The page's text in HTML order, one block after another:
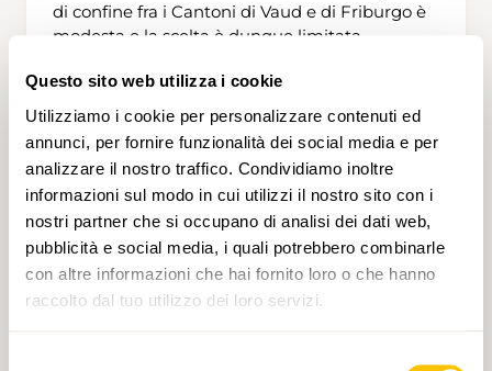
Questo sito web utilizza i cookie
Utilizziamo i cookie per personalizzare contenuti ed
annunci, per fornire funzionalità dei social media e per
analizzare il nostro traffico. Condividiamo inoltre
informazioni sul modo in cui utilizzi il nostro sito con i
nostri partner che si occupano di analisi dei dati web,
pubblicità e social media, i quali potrebbero combinarle
con altre informazioni che hai fornito loro o che hanno
raccolto dal tuo utilizzo dei loro servizi.
di confine fra i Cantoni di Vaud e di Friburgo è
modesta e la scelta è dunque limitata.
desiderare. Si snoda attraverso pascoli solitari e
su alture panoramiche. Ma all’inizio ci sono
lunghi tratti con rivestimento duro e anche in
seguito alcuni tratti su stradine. Attraverso prati
dolcemente ondulati e boschi tranquilli, si va
dapprima da Châtel St-Denis a La Rogivue; qui
si lascia dietro di sé il traffico stradale. La vicina
zona palustre di Les Mosses ci aspetta con
incantevoli stagni e vasti canneti. Il cammino
prosegue tortuoso dopo il villaggio di Le Jordil,
T1 3 h 55 min 15,8 km Media